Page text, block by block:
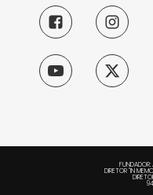
DIRETOR "IN